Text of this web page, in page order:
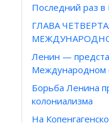
Последний раз
ГЛАВА
Ленин —
Международном
Борьба Ленина
колониализма
На